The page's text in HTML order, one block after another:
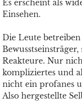
Es erscheint als
Einsehen.
Die Leute
Reakteure. Nur
kompliziertes und
nicht ein profanes
Also hergestellte